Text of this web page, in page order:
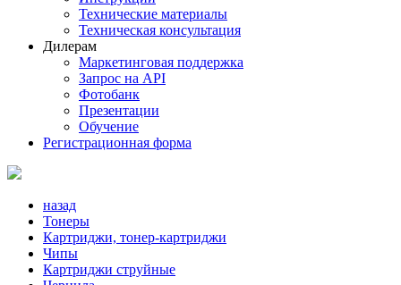
Технические материалы
Техническая консультация
Дилерам
Маркетинговая поддержка
Запрос на API
Фотобанк
Презентации
Обучение
Регистрационная форма
назад
Тонеры
Картриджи, тонер-картриджи
Чипы
Картриджи струйные